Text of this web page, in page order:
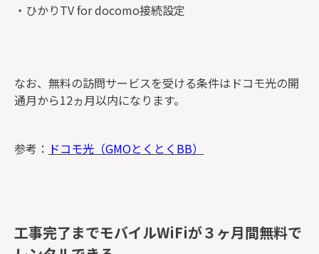
・ひかりTV for docomo接続設定
なお、無料の訪問サービスを受ける条件はドコモ光の開
通月から12ヵ月以内になります。
参考： ドコモ光（GMOとくとくBB）
工事完了までモバイルWiFiが３ヶ月間無料で